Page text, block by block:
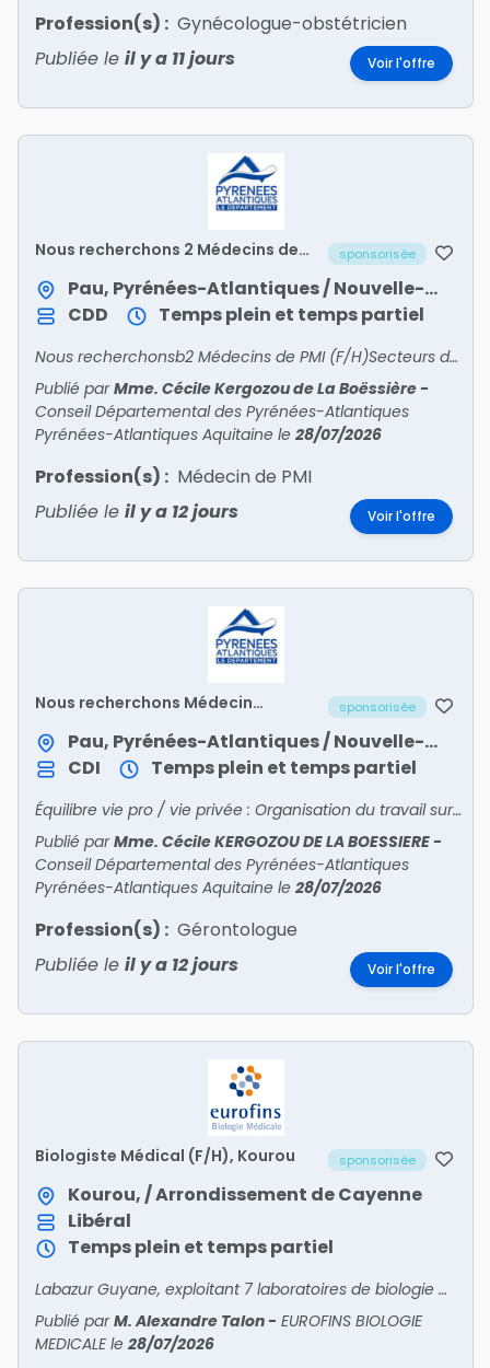
Profession(s) : Gynécologue-obstétricien
Publiée le il y a 11 jours Voir l'offre
Nous recherchons 2 Médecins de
et Mourenx (remplacement d’un
congé maternité)
sponsorisée
Pau, Pyrénées-Atlantiques / Nouvelle-Aquitaine
CDD
Temps plein et temps partiel
Nous recherchonsb2 Médecins de PMI (F/H)Secteurs de Pau (CDD 1 an) et Mourenx (remplacement d’un congé maternité) - (SDSEI Pau Agglo)
Publié parMme. Cécile Kergozou de La Boëssière-
Conseil Départemental des Pyrénées-Atlantiques
Pyrénées-Atlantiques Aquitaine le 28/07/2026
Profession(s) : Médecin de PMI
Publiée le il y a 12 jours Voir l'offre
Nous recherchons Médecin
sponsorisée
Pau, Pyrénées-Atlantiques / Nouvelle-Aquitaine
CDI
Temps plein et temps partiel
Équilibre vie pro / vie privée : Organisation du travail sur un poste à temps complet (40h/semaine), sans gardes ni astreintes.
Publié parMme. Cécile KERGOZOU DE LA BOESSIERE-
Conseil Départemental des Pyrénées-Atlantiques
Pyrénées-Atlantiques Aquitaine le 28/07/2026
Profession(s) : Gérontologue
Publiée le il y a 12 jours Voir l'offre
Biologiste Médical (F/H), Kourou sponsorisée
Kourou, / Arrondissement de Cayenne
Libéral
Temps plein et temps partiel
Labazur Guyane, exploitant 7 laboratoires de biologie médicale en Guyane, recherche un ou une biologiste pour son laboratoire de Kourou.Activité :o Ville + hôpital o Plateau technique c
Publié parM. Alexandre Talon- EUROFINS BIOLOGIE
MEDICALEle 28/07/2026